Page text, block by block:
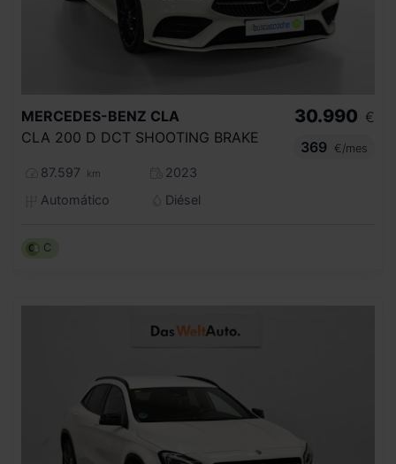
MERCEDES-BENZ CLA
CLA 200 D DCT SHOOTING BRAKE
87.597 km
2023
Automático
Diésel
30.990 €
369
€/mes
C